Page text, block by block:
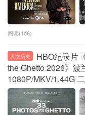
阅读(156)
人文历史
HBO纪录片
the Ghetto 2026》波
1080P/MKV/1.44G